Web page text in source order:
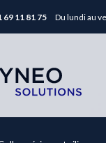
69 11 81 75 Du lundi au